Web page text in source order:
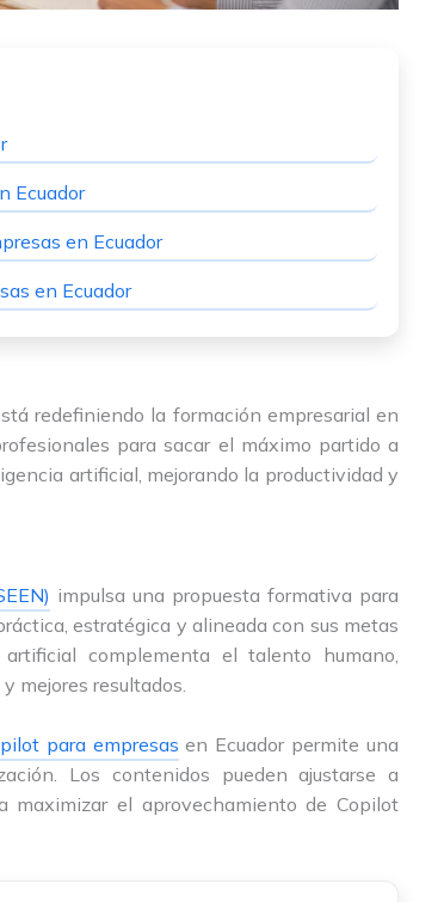
Ecuador
en Ecuador
en Ecuador
redefiniendo la formación empresarial en
para sacar el máximo partido a
artificial, mejorando la productividad y
impulsa una propuesta formativa para
estratégica y alineada con sus metas
complementa el talento humano,
mejores resultados.
para empresas en Ecuador permite una
Los contenidos pueden ajustarse a
maximizar el aprovechamiento de Copilot